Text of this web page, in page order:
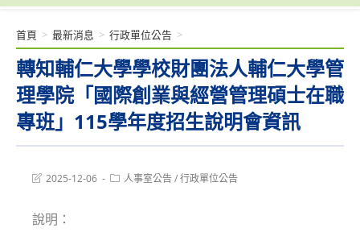
轉知輔仁大學學校財團法人輔仁大學管
理學院「國際創業與經營管理碩士在職
專班」115學年度招生說明會資訊
首頁 > 最新消息 > 行政單位公告 >
Post2025-12-06
Post人事室公告/行政單位公告
說明：